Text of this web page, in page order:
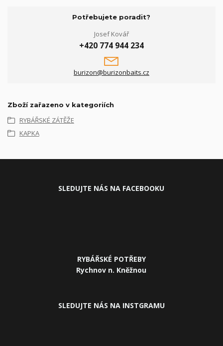
Potřebujete poradit?
Josef Kovář
+420 774 944 234
burizon@burizonbaits.cz
Zboží zařazeno v kategoriích
RYBÁŘSKÉ ZÁTĚŽE
KAPKA
SLEDUJTE NÁS NA FACEBOOKU
RYBÁŘSKÉ POTŘEBY
Rychnov n. Kněžnou
SLEDUJTE NÁS NA INSTGRAMU